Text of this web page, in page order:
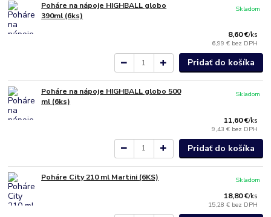
Poháre na nápoje HIGHBALL globo
390ml (6ks)
8,60 €/ks
6,99 € bez DPH
Skladom
Pridať do košíka
Poháre na nápoje HIGHBALL globo 500
ml (6ks)
11,60 €/ks
9,43 € bez DPH
Skladom
Pridať do košíka
Poháre City 210 ml Martini (6KS)
18,80 €/ks
15,28 € bez DPH
Skladom